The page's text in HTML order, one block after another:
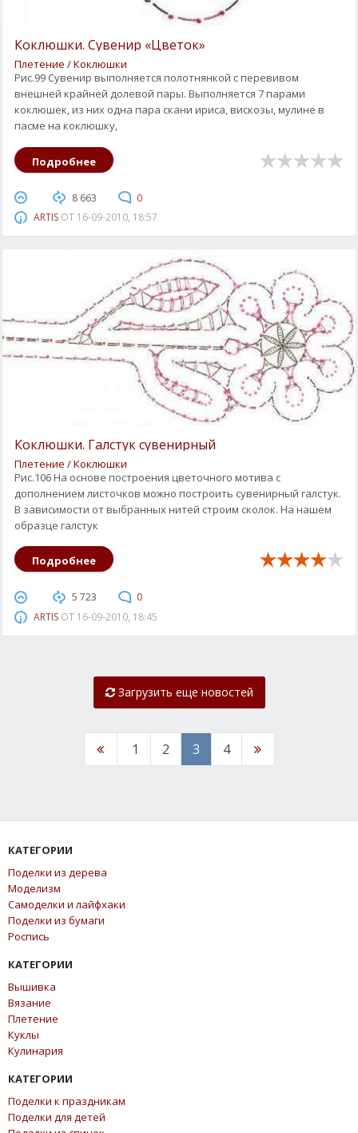
Коклюшки. Сувенир «Цветок»
Плетение /Коклюшки
Рис.99 Сувенир выполняется полотнянкой с перевивом
внешней крайней долевой пары. Выполняется 7 парами
коклюшек, из них одна пара скани ириса, вискозы, мулине в
пасме на коклюшку,
Подробнее
8 663
0
ARTISОТ 16-09-2010, 18:57
Коклюшки. Галстук сувенирный
Плетение /Коклюшки
Рис.106 На основе построения цветочного мотива с
дополнением листочков можно построить сувенирный галстук.
В зависимости от выбранных нитей строим сколок. На нашем
образце галстук
Подробнее
5 723
0
ARTISОТ 16-09-2010, 18:45
Загрузить еще новостей
1 2 3 4
КАТЕГОРИИ
Поделки из дерева
Моделизм
Самоделки и лайфхаки
Поделки из бумаги
Роспись
КАТЕГОРИИ
Вышивка
Вязание
Плетение
Куклы
Кулинария
КАТЕГОРИИ
Поделки к праздникам
Поделки для детей